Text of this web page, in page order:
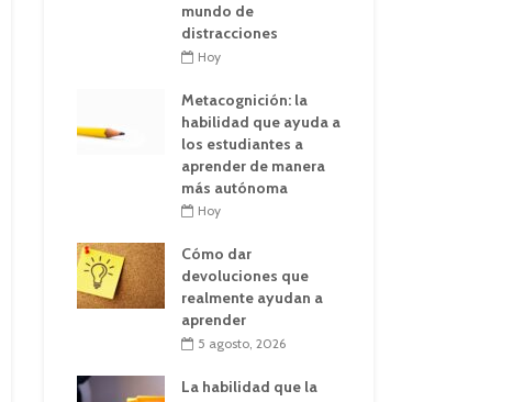
mundo de
distracciones
Hoy
Metacognición: la
habilidad que ayuda a
los estudiantes a
aprender de manera
más autónoma
Hoy
Cómo dar
devoluciones que
realmente ayudan a
aprender
5 agosto, 2026
La habilidad que la